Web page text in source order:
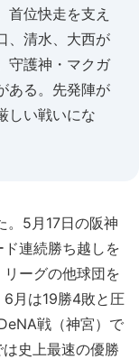
首位快走を支え
、清水、大西が
守護神・マクガ
ある。先発陣が
しい戦いにな
。5月17日の阪神
連続勝ち越しを
ーグの他球団を
6月は19勝4敗と圧
戦（神宮）で
史上最速の優勝